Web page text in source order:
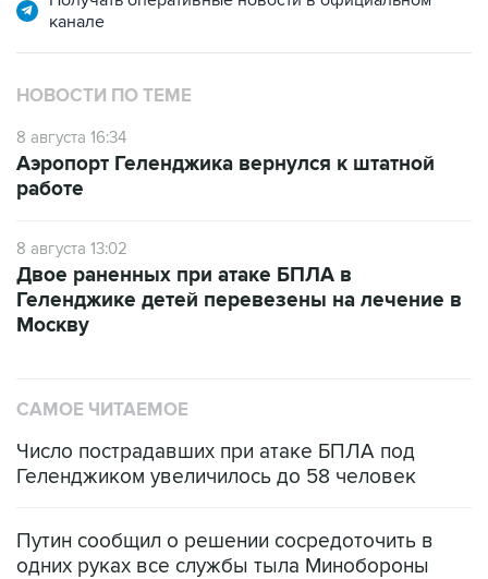
канале
НОВОСТИ ПО ТЕМЕ
8 августа 16:34
Аэропорт Геленджика вернулся к штатной
работе
8 августа 13:02
Двое раненных при атаке БПЛА в
Геленджике детей перевезены на лечение в
Москву
САМОЕ ЧИТАЕМОЕ
Число пострадавших при атаке БПЛА под
Геленджиком увеличилось до 58 человек
Путин сообщил о решении сосредоточить в
одних руках все службы тыла Минобороны